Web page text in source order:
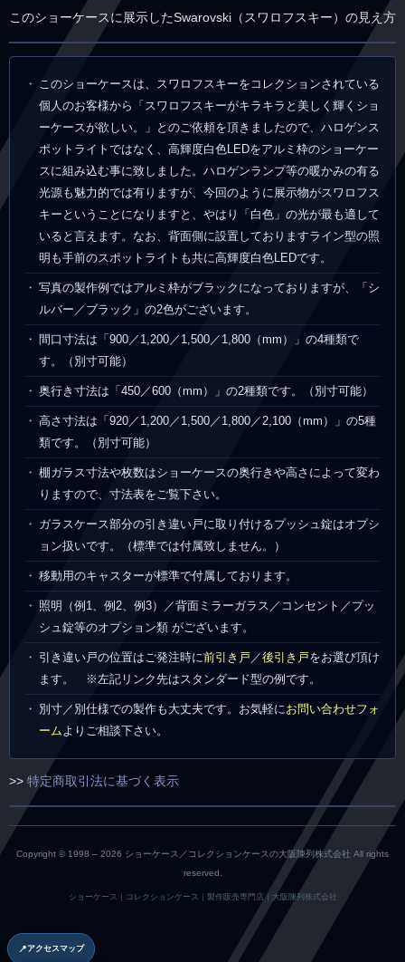
このショーケースに展示したSwarovski（スワロフスキー）の見え方
このショーケースは、スワロフスキーをコレクションされている
個人のお客様から「スワロフスキーがキラキラと美しく輝くショ
ーケースが欲しい。」とのご依頼を頂きましたので、ハロゲンス
ポットライトではなく、高輝度白色LEDをアルミ枠のショーケー
スに組み込む事に致しました。ハロゲンランプ等の暖かみの有る
光源も魅力的では有りますが、今回のように展示物がスワロフス
キーということになりますと、やはり「白色」の光が最も適して
いると言えます。なお、背面側に設置しておりますライン型の照
明も手前のスポットライトも共に高輝度白色LEDです。
写真の製作例ではアルミ枠がブラックになっておりますが、「シ
ルバー／ブラック」の2色がございます。
間口寸法は「900／1,200／1,500／1,800（mm）」の4種類で
す。（別寸可能）
奥行き寸法は「450／600（mm）」の2種類です。（別寸可能）
高さ寸法は「920／1,200／1,500／1,800／2,100（mm）」の5種
類です。（別寸可能）
棚ガラス寸法や枚数はショーケースの奥行きや高さによって変わ
りますので、寸法表をご覧下さい。
ガラスケース部分の引き違い戸に取り付けるプッシュ錠はオプシ
ョン扱いです。（標準では付属致しません。）
移動用のキャスターが標準で付属しております。
照明（例1、例2、例3）／背面ミラーガラス／コンセント／プッ
シュ錠等のオプション類 がございます。
引き違い戸の位置はご発注時に前引き戸 ／後引き戸をお選び頂け
ます。 ※左記リンク先はスタンダード型の例です。
別寸／別仕様での製作も大丈夫です。お気軽にお問い合わせフォ
ームよりご相談下さい。
>> 特定商取引法に基づく表示
Copyright © 1998 – 2026 ショーケース／コレクションケースの大阪陳列株式会社 All rights
reserved.
ショーケース｜コレクションケース｜製作販売専門店｜大阪陳列株式会社
📍 アクセスマップ